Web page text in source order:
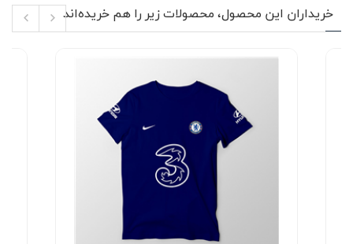
پولوشرت زیر کاپشن جین، بامبر یا سویشرت زیپ‌دار ترکیب
بسیار جذابی ایجاد می‌کند. فرم یقه باعث می‌شود لباس نسبت
راحتی و آزادی حرکت را حفظ کند.
👕 ویژگی‌های محصول
جنس جودون با بافت مقاوم و فرم ایستایی مناسب
طراحی آستین کوتاه مناسب استفاده روزمره و چهار
یقه کلاسیک دو دکمه برای استایل نیمه‌رسمی و اسپرت
پارچه بدون پرز برای حفظ ظاهر تمیز لباس در استفاده
مقاومت مناسب در برابر آب‌رفت پس از شستشو
دوخت مرتب و مناسب استفاده مداوم
خریداران این محصول، محصولات زیر را هم خریده‌اند